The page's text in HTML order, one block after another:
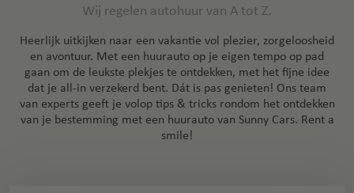
Wij regelen autohuur van A tot Z.
Heerlijk uitkijken naar een vakantie vol plezier, zorgeloosheid
en avontuur. Met een huurauto op je eigen tempo op pad
gaan om de leukste plekjes te ontdekken, met het fijne idee
dat je all-in verzekerd bent. Dát is pas genieten! Ons team
van experts geeft je volop tips & tricks rondom het ontdekken
van je bestemming met een huurauto van Sunny Cars. Rent a
smile!